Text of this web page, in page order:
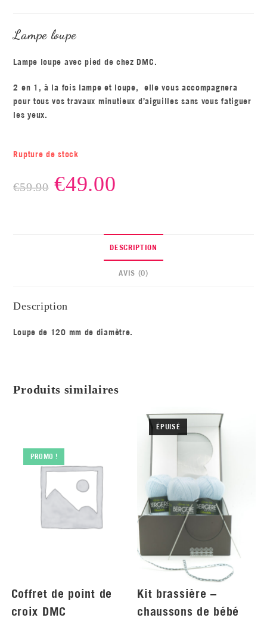
Lampe loupe
Lampe loupe avec pied de chez DMC.
2 en 1, à la fois lampe et loupe, elle vous accompagnera
pour tous vos travaux minutieux d’aiguilles sans vous fatiguer
les yeux.
Rupture de stock
€59.90 €49.00
DESCRIPTION
AVIS (0)
Description
Loupe de 120 mm de diamètre.
Produits similaires
PROMO !
Coffret de point de
croix DMC
ÉPUISÉ
Kit brassière –
chaussons de bébé